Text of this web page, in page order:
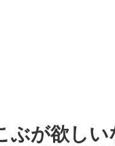
ぶが欲し